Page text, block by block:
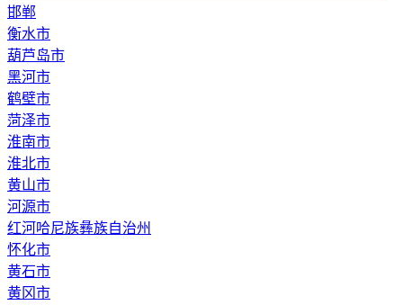
邯郸
衡水市
葫芦岛市
黑河市
鹤壁市
菏泽市
淮南市
淮北市
黄山市
河源市
红河哈尼族彝族自治州
怀化市
黄石市
黄冈市